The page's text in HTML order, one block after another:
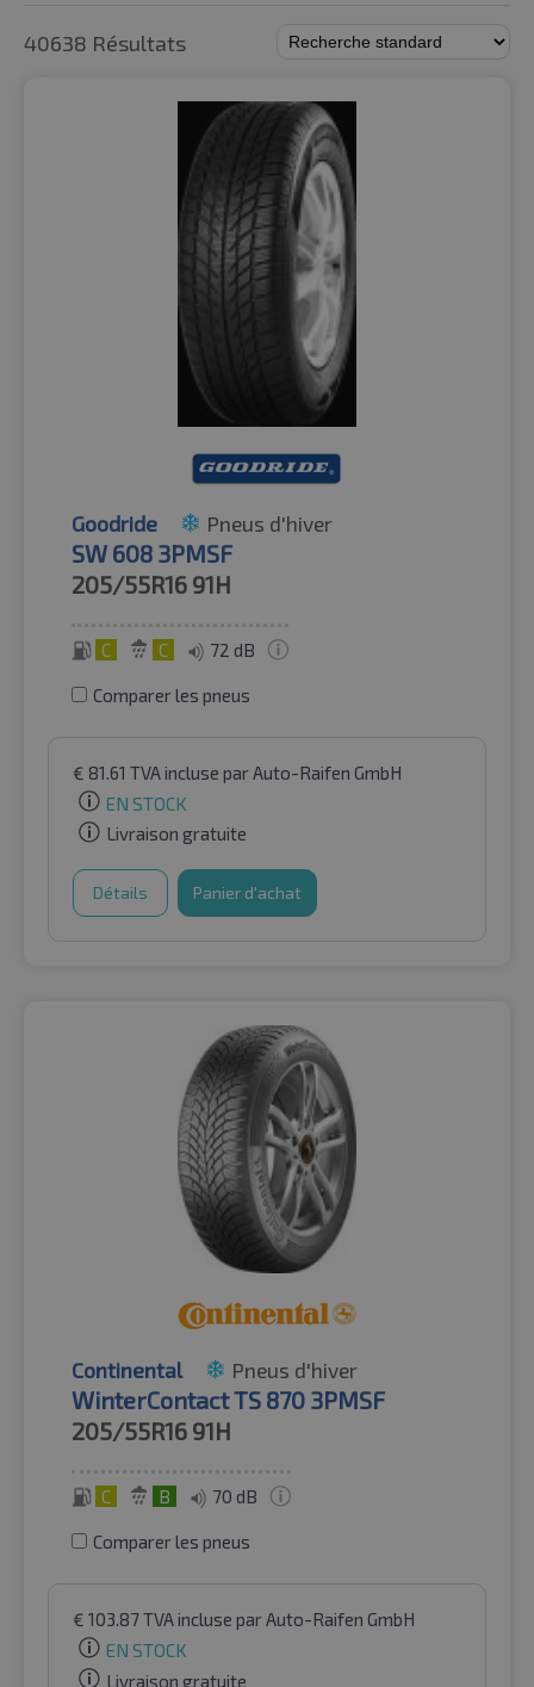
40638 Résultats
Goodride Pneus d'hiver
SW 608 3PMSF
205/55R16 91H
C C 72 dB
Comparer les pneus
€ 81.61 TVA incluse par Auto-Raifen GmbH
EN STOCK
Livraison gratuite
Détails Panier d'achat
Continental Pneus d'hiver
WinterContact TS 870 3PMSF
205/55R16 91H
C B 70 dB
Comparer les pneus
€ 103.87TVA incluse par Auto-Raifen GmbH
EN STOCK
Livraison gratuite